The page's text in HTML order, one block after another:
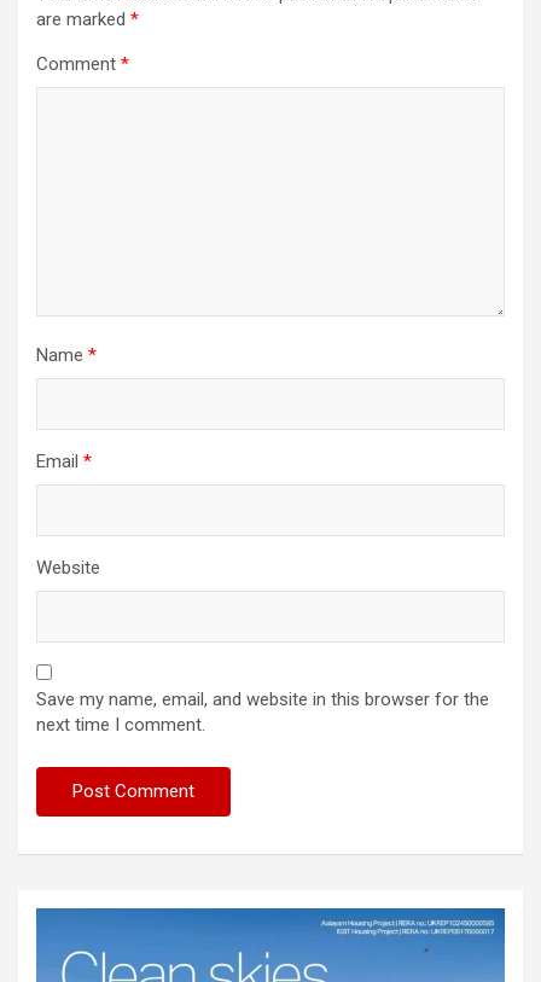
are marked *
Comment *
Name *
Email *
Website
Save my name, email, and website in this browser for the
next time I comment.